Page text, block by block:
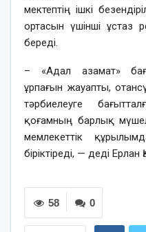
мектептің ішкі
ортасын үшінші ұстаз
береді.
– «Адал азамат»
ұрпағын жауапты,
тәрбиелеуге
қоғамның барлық
мемлекеттік
біріктіреді, — деді Ерлан
0
58